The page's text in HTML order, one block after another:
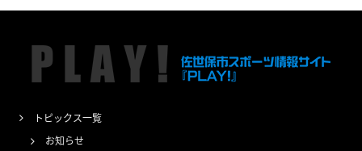
トピックス一覧
お知らせ